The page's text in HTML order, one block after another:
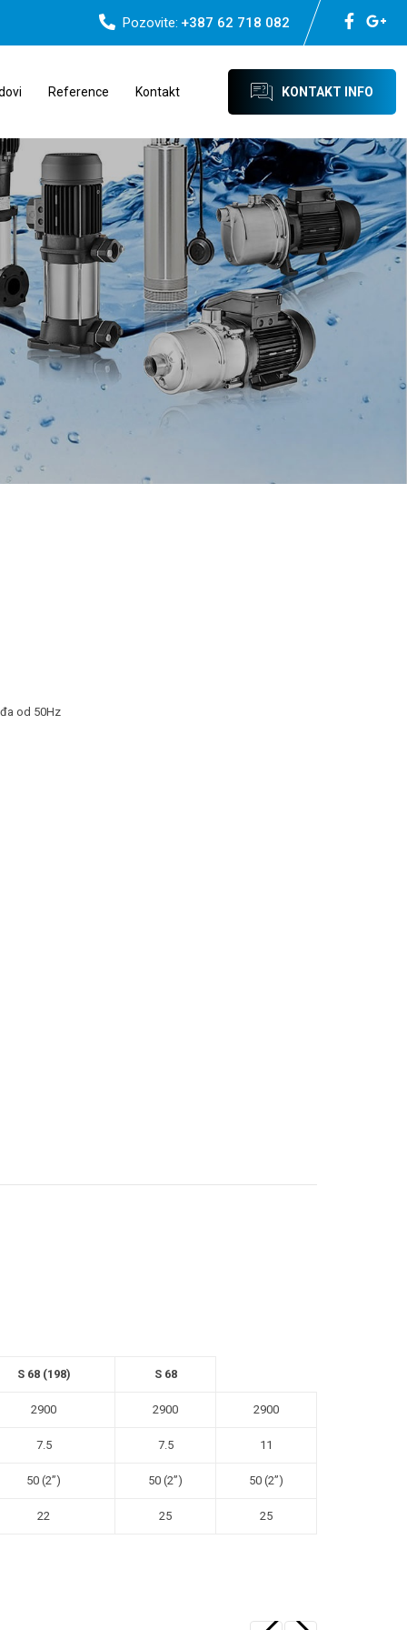
Pozovite: +387 62 718 082
Reference Kontakt KONTAKT INFO
od 50Hz
S 68 (198) S 68
2900 2900 2900
7.5 7.5 11
50 (2”) 50 (2”) 50 (2”)
22 25 25